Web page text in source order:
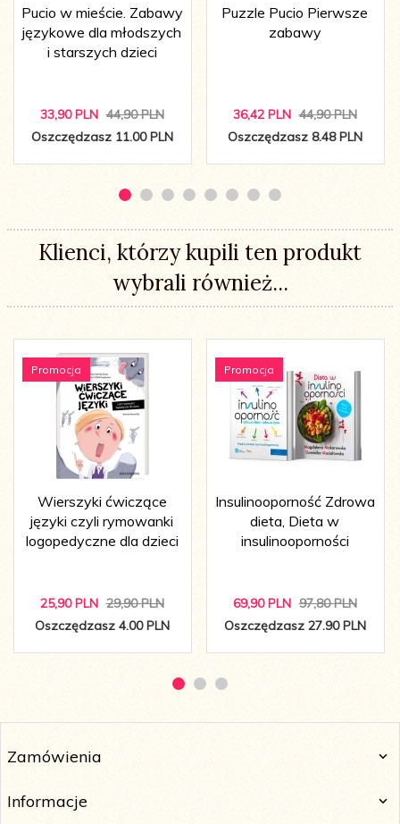
Pucio w mieście. Zabawy
językowe dla młodszych
i starszych dzieci
33,90 PLN 44,90 PLN
Oszczędzasz 11.00 PLN
Puzzle Pucio Pierwsze
zabawy
36,42 PLN 44,90 PLN
Oszczędzasz 8.48 PLN
Klienci, którzy kupili ten produkt
wybrali również...
Promocja
Wierszyki ćwiczące
języki czyli rymowanki
logopedyczne dla dzieci
25,90 PLN 29,90 PLN
Oszczędzasz 4.00 PLN
Promocja
Insulinooporność Zdrowa
dieta, Dieta w
insulinooporności
69,90 PLN 97,80 PLN
Oszczędzasz 27.90 PLN
Zamówienia
Informacje